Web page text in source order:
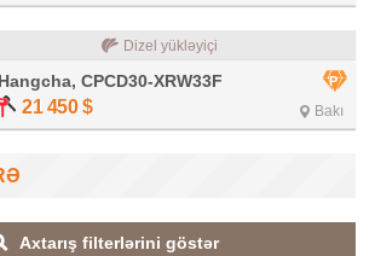
Dizel yükləyiçi
Hangcha, CPCD30-XRW33F
21 450 $ Bakı
Axtarış filterlərini göstər